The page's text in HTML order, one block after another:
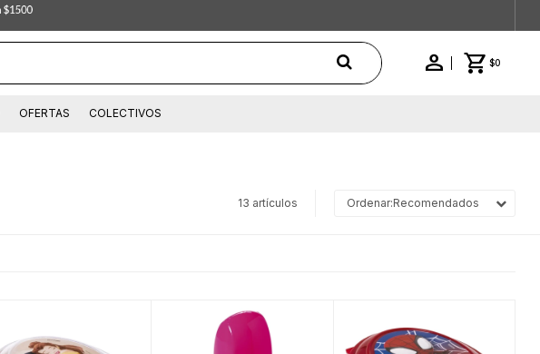
$0
OFERTAS COLECTIVOS
13 artículos Recomendados